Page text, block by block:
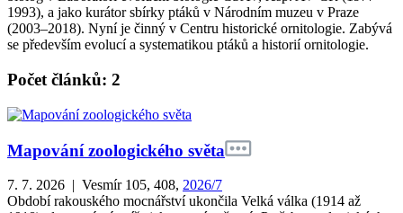
1993), a jako kurátor sbírky ptáků v Národním muzeu v Praze
(2003–2018). Nyní je činný v Centru historické ornitologie. Zabývá
se především evolucí a systematikou ptáků a historií ornitologie.
Počet článků: 2
Mapování zoologického světa
7. 7. 2026 | Vesmír 105, 408, 2026/7
Období rakouského mocnářství ukončila Velká válka (1914 až